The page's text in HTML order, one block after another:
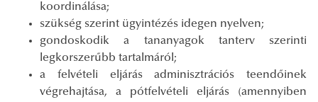
koordinálása;
szükség szerint ügyintézés idegen nyelven;
gondoskodik a tananyagok tanterv szerinti
legkorszerűbb tartalmáról;
a felvételi eljárás adminisztrációs teendőinek
végrehajtása, a pótfelvételi eljárás (amennyiben